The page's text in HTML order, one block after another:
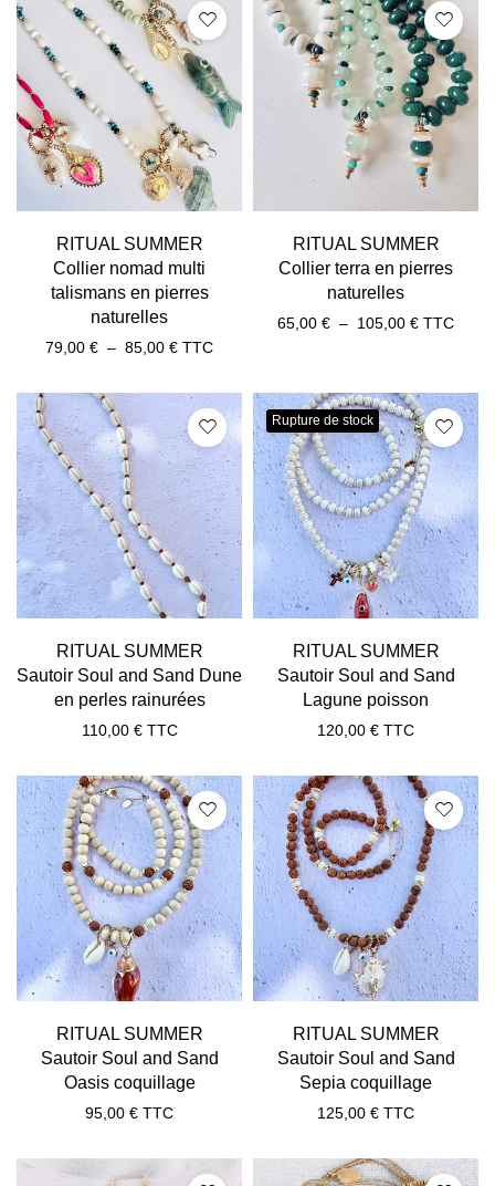
RITUAL SUMMER
Collier nomad multi
talismans en pierres
naturelles
79,00 € – 85,00 € TTC
RITUAL SUMMER
Collier terra en pierres
naturelles
65,00 € – 105,00 € TTC
RITUAL SUMMER
Sautoir Soul and Sand Dune
en perles rainurées
110,00 €TTC
Rupture de stock
RITUAL SUMMER
Sautoir Soul and Sand
Lagune poisson
120,00 € TTC
RITUAL SUMMER
Sautoir Soul and Sand
Oasis coquillage
95,00 € TTC
RITUAL SUMMER
Sautoir Soul and Sand
Sepia coquillage
125,00 € TTC